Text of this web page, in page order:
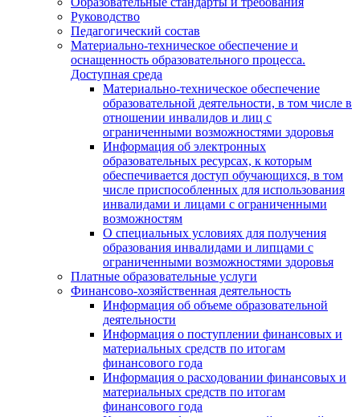
Руководство
Педагогический состав
Материально-техническое обеспечение и
оснащенность образовательного процесса.
Доступная среда
Материально-техническое обеспечение
образовательной деятельности, в том числе в
отношении инвалидов и лиц с
ограниченными возможностями здоровья
Информация об электронных
образовательных ресурсах, к которым
обеспечивается доступ обучающихся, в том
числе приспособленных для использования
инвалидами и лицами с ограниченными
возможностям
О специальных условиях для получения
образования инвалидами и липцами с
ограниченными возможностями здоровья
Платные образовательные услуги
Финансово-хозяйственная деятельность
Информация об объеме образовательной
деятельности
Информация о поступлении финансовых и
материальных средств по итогам
финансового года
Информация о расходовании финансовых и
материальных средств по итогам
финансового года